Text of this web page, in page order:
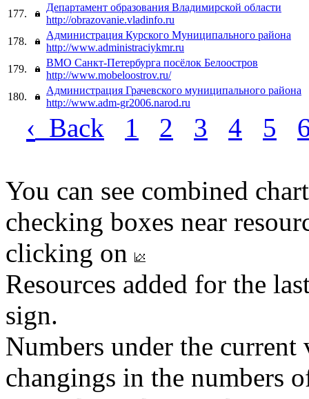
177.
Департамент образования Владимирской области
http://obrazovanie.vladinfo.ru
178.
Администрация Курского Муниципального района
http://www.administraciykmr.ru
179.
BMO Санкт-Петербурга посёлок Белоостров
http://www.mobeloostrov.ru/
180.
Администрация Грачевского муниципального района
http://www.adm-gr2006.narod.ru
‹ Back 1 2 3 4 5
You can see combined
checking boxes near
clicking on
Resources added for the
sign.
Numbers under the
changings in the numbers